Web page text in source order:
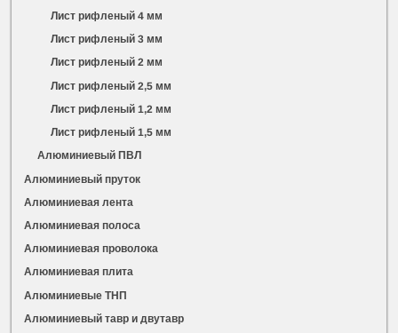
Лист рифленый 4 мм
Лист рифленый 3 мм
Лист рифленый 2 мм
Лист рифленый 2,5 мм
Лист рифленый 1,2 мм
Лист рифленый 1,5 мм
Алюминиевый ПВЛ
Алюминиевый пруток
Алюминиевая лента
Алюминиевая полоса
Алюминиевая проволока
Алюминиевая плита
Алюминиевые ТНП
Алюминиевый тавр и двутавр